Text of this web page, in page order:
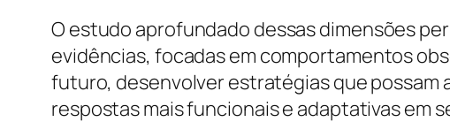
O estudo aprofundado dessas dimensões
evidências, focadas em comportamentos
futuro, desenvolver estratégias que possam
respostas mais funcionais e adaptativas em